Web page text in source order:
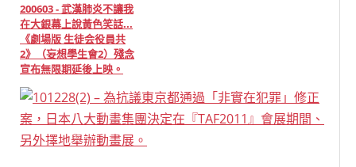
200603 - 武漢肺炎不讓我
在大銀幕上說黃色笑話...
《劇場版 生徒会役員共
2》（妄想學生會2）殘念
宣布無限期延後上映。